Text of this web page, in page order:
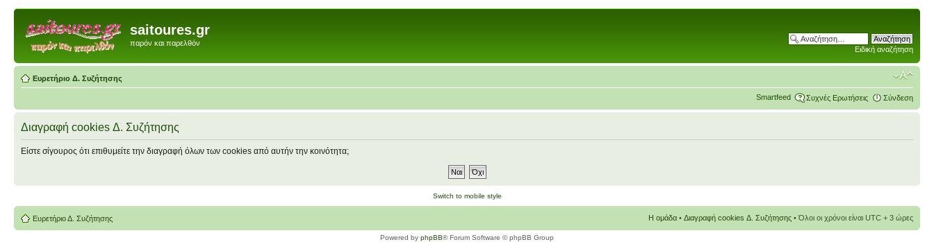
saitoures.gr
παρόν και παρελθόν
Ειδική αναζήτηση
Ευρετήριο Δ. Συζήτησης
Smartfeed Συχνές Ερωτήσεις Σύνδεση
Διαγραφή cookies Δ. Συζήτησης
Είστε σίγουρος ότι επιθυμείτε την διαγραφή όλων των cookies από αυτήν την κοινότητα;
Switch to mobile style
Ευρετήριο Δ. Συζήτησης Η ομάδα • Διαγραφή cookies Δ. Συζήτησης • Όλοι οι χρόνοι είναι UTC + 3 ώρες
Powered by phpBB® Forum Software © phpBB Group